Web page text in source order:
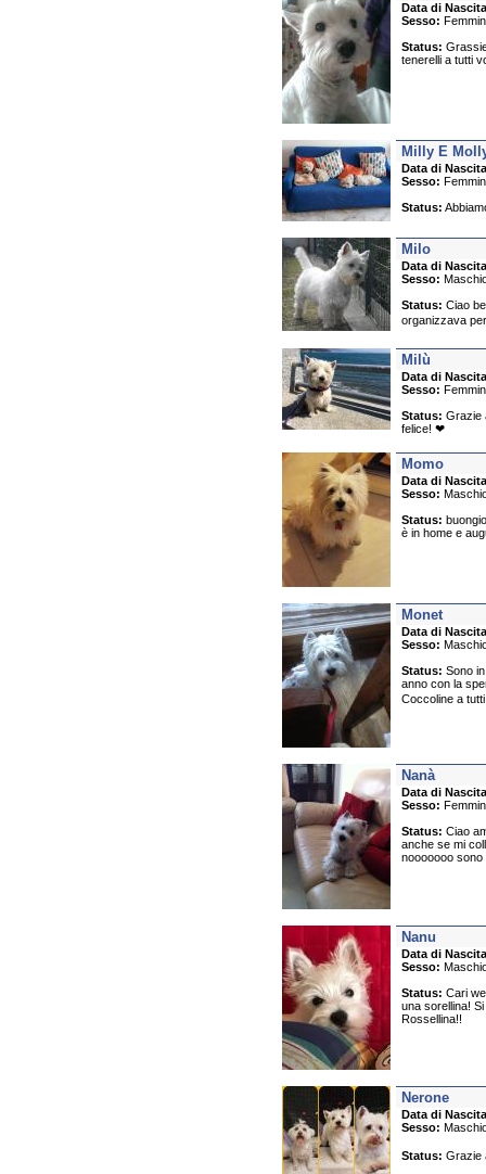
Data di
Sesso:
Status:
tenerelli a tutti
Milly E
Data di
Sesso:
Status:
Milo
Data di
Sesso:
Status: Ciao
organizzava
Milù
Data di
Sesso:
Status: Grazie
felice! ❤
Momo
Data di
Sesso:
Status:
è in home e
Monet
Data di
Sesso:
Status: Sono
anno con la
Coccoline a
Nanà
Data di
Sesso:
Status: Ciao
anche se mi
nooooooo sono
Nanu
Data di
Sesso:
Status: Cari
una sorellina!
Rossellina!!
Nerone
Data di
Sesso:
Status: Grazie